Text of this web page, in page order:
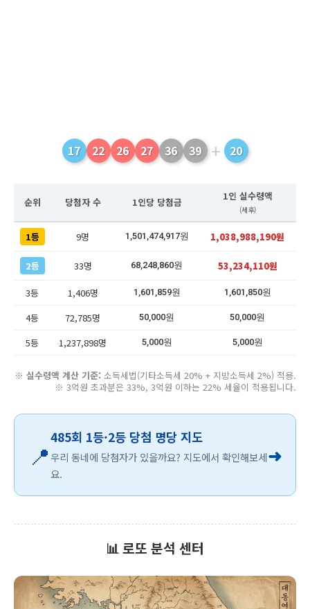
17 22 26 27 36 39 + 20
순위 당첨자 수 1인당 당첨금 1인 실수령액
(세후)
1등 9명 1,501,474,917원 1,038,988,190원
2등 33명 68,248,860원 53,234,110원
3등 1,406명 1,601,859원 1,601,850원
4등 72,785명 50,000원 50,000원
5등 1,237,898명 5,000원 5,000원
※ 실수령액 계산 기준: 소득세법(기타소득세 20% + 지방소득세 2%) 적용.
※ 3억원 초과분은 33%, 3억원 이하는 22% 세율이 적용됩니다.
📍
485회 1등·2등 당첨 명당 지도
우리 동네에 당첨자가 있을까요? 지도에서 확인해보세
요.
➜
📊 로또 분석 센터